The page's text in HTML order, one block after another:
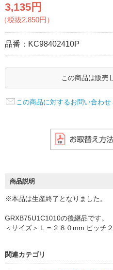
3,135円
（税抜2,850円）
品番： KC98402410P
この商品は販売
この商品に対するお問い合わせ
商品説明
※本品は生産終了となりました。
GRXB75U1C1010の後継品です。
＜サイズ＞Ｌ＝２８０mm ピッチ
関連カテゴリ